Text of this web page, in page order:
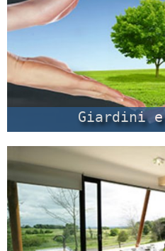
Giardini e